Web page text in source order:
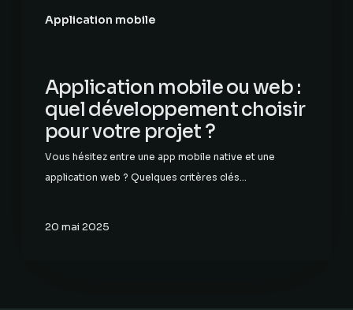
Application mobile
Application mobile ou web :
quel développement choisir
pour votre projet ?
Vous hésitez entre une app mobile native et une
application web ? Quelques critères clés…
20 mai 2025